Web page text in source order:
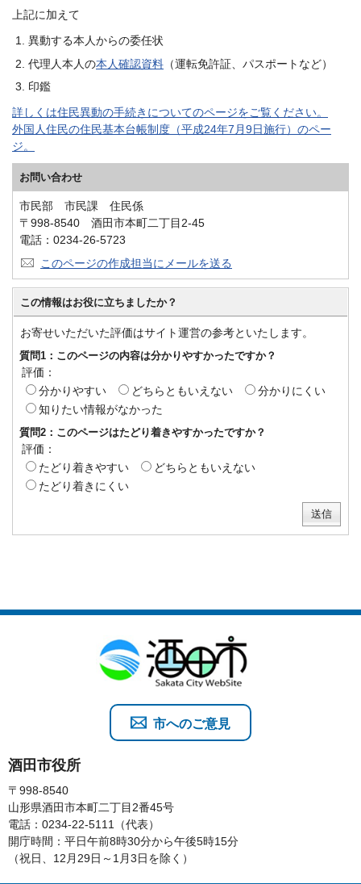
上記に加えて
異動する本人からの委任状
代理人本人の本人確認資料 （運転免許証、パスポートなど）
印鑑
詳しくは住民異動の手続きについてのページをご覧ください。
外国人住民の住民基本台帳制度（平成24年7月9日施行）のペー
ジ。
お問い合わせ
市民部 市民課 住民係
〒998-8540 酒田市本町二丁目2-45
電話：0234-26-5723
このページの作成担当にメールを送る
この情報はお役に立ちましたか？
お寄せいただいた評価はサイト運営の参考といたします。
質問1：このページの内容は分かりやすかったですか？
評価：
分かりやすい
どちらともいえない
分かりにくい
知りたい情報がなかった
質問2：このページはたどり着きやすかったですか？
評価：
たどり着きやすい
どちらともいえない
たどり着きにくい
酒田市役所
〒998-8540
山形県酒田市本町二丁目2番45号
電話：0234-22-5111（代表）
開庁時間：平日午前8時30分から午後5時15分
（祝日、12月29日～1月3日を除く）
市へのご意見